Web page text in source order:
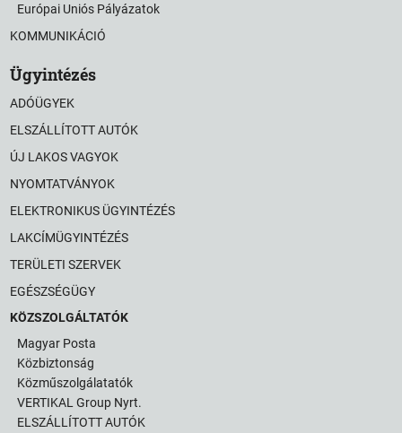
Európai Uniós Pályázatok
KOMMUNIKÁCIÓ
Ügyintézés
ADÓÜGYEK
ELSZÁLLÍTOTT AUTÓK
ÚJ LAKOS VAGYOK
NYOMTATVÁNYOK
ELEKTRONIKUS ÜGYINTÉZÉS
LAKCÍMÜGYINTÉZÉS
TERÜLETI SZERVEK
EGÉSZSÉGÜGY
KÖZSZOLGÁLTATÓK
Magyar Posta
Közbiztonság
Közműszolgálatatók
VERTIKAL Group Nyrt.
ELSZÁLLÍTOTT AUTÓK